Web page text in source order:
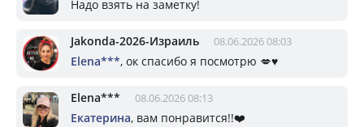
Надо взять на заметку!
Jakonda-2026-Израиль 08.06.2026 08:03
Elena***, ок спасибо я посмотрю 💋♥️
Elena*** 08.06.2026 08:13
Екатерина, вам понравится!!❤️